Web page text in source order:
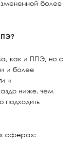
более
как и ППЭ, но с
и более
и
ниже, чем
сферах: